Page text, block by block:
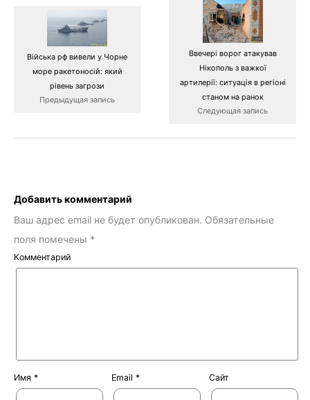
Війська рф вивели у Чорне
море ракетоносій: який
рівень загрози
Предыдущая запись
Ввечері ворог атакував
Нікополь з важкої
артилерії: ситуація в регіоні
станом на ранок
Следующая запись
Добавить комментарий
Ваш адрес email не будет опубликован. Обязательные
поля помечены *
Комментарий
Имя * Email * Сайт